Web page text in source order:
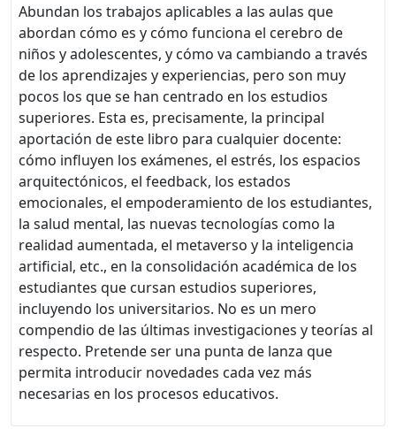
Abundan los trabajos aplicables a las aulas que
abordan cómo es y cómo funciona el cerebro de
niños y adolescentes, y cómo va cambiando a través
de los aprendizajes y experiencias, pero son muy
pocos los que se han centrado en los estudios
superiores. Esta es, precisamente, la principal
aportación de este libro para cualquier docente:
cómo influyen los exámenes, el estrés, los espacios
arquitectónicos, el feedback, los estados
emocionales, el empoderamiento de los estudiantes,
la salud mental, las nuevas tecnologías como la
realidad aumentada, el metaverso y la inteligencia
artificial, etc., en la consolidación académica de los
estudiantes que cursan estudios superiores,
incluyendo los universitarios. No es un mero
compendio de las últimas investigaciones y teorías al
respecto. Pretende ser una punta de lanza que
permita introducir novedades cada vez más
necesarias en los procesos educativos.